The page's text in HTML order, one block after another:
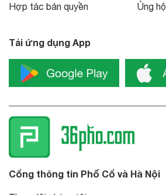
Hợp tác bản quyền Ủng hộ
Tải ứng dụng App
Cổng thông tin Phố Cổ và Hà Nội